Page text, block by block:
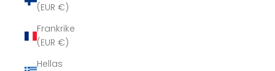
(EUR €)
Frankrike
(EUR €)
Hellas